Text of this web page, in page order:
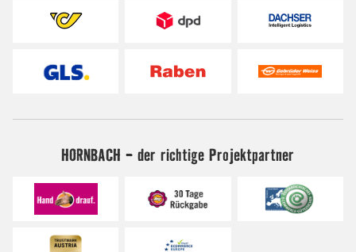
HORNBACH - der richtige Projektpartner